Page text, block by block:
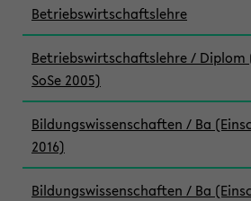
Betriebswirtschaftslehre
Betriebswirtschaftslehre / Diplom
SoSe 2005)
Bildungswissenschaften / Ba
2016)
Bildungswissenschaften / Ba